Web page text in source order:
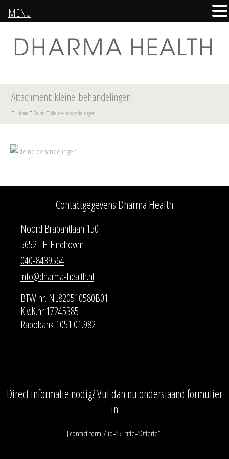
Attachment: kleine-behandelingen
Home Salon kleine-behandelingen
Contactgegevens Dharma Health
Noord Brabantlaan 150
5652 LH Eindhoven
040-8439564
info@dharma-health.nl
BTW nr. NL820510580B01
K.v.K.nr 17245385
Rabobank 1051.01.982
Direct informatie nodig? Vul dan nu onderstaand formulier
in
[contact-form-7 id=”5″ title=”Offerte”]
MENU